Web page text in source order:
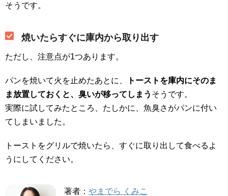
そうです。
焼いたらすぐに庫内から取り出す
ただし、注意点が1つあります。
パンを焼いて火を止めたあとに、
トーストを庫内にそのま
ま放置しておくと、臭いが移ってしまう そうです。
実際に試してみたところ、たしかに、魚臭さがパンに付い
てしまいました。
トーストをグリルで焼いたら、すぐに取り出して食べるよ
うにしてください。
著者： やまでら くみこ